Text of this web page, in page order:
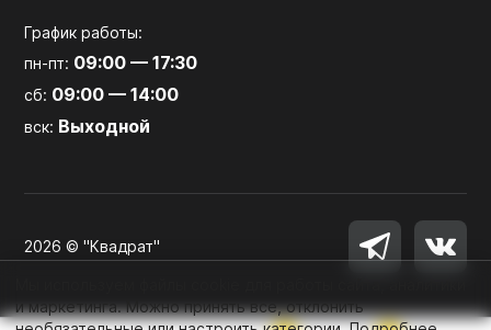
График работы:
пн-пт: 09:00 — 17:30
сб: 09:00 — 14:00
вск: Выходной
2026 © "Квадрат"
и маркетинга. Можно принять все, отклонить